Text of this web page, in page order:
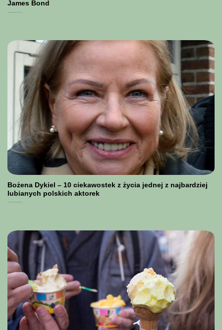
James Bond
Bożena Dykiel – 10 ciekawostek z życia jednej z najbardziej
lubianych polskich aktorek